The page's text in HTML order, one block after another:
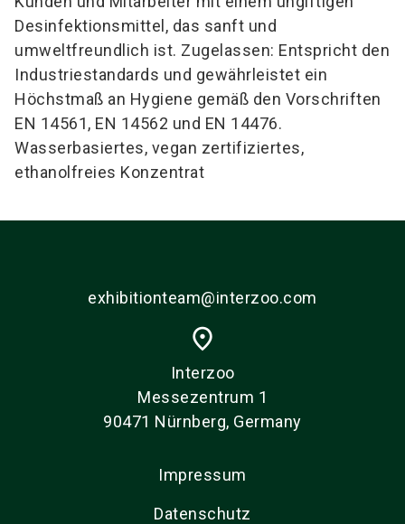
Desinfektionsmittel, das sanft und
umweltfreundlich ist. Zugelassen: Entspricht den
Industriestandards und gewährleistet ein
Höchstmaß an Hygiene gemäß den Vorschriften
EN 14561, EN 14562 und EN 14476.
Wasserbasiertes, vegan zertifiziertes,
ethanolfreies Konzentrat
exhibitionteam@interzoo.com
place
Interzoo
Messezentrum 1
90471 Nürnberg, Germany
Impressum
Datenschutz